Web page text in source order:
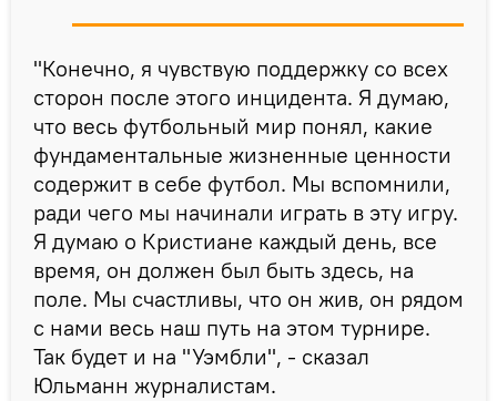
"Конечно, я чувствую поддержку со всех
сторон после этого инцидента. Я думаю,
что весь футбольный мир понял, какие
фундаментальные жизненные ценности
содержит в себе футбол. Мы вспомнили,
ради чего мы начинали играть в эту игру.
Я думаю о Кристиане каждый день, все
время, он должен был быть здесь, на
поле. Мы счастливы, что он жив, он рядом
с нами весь наш путь на этом турнире.
Так будет и на "Уэмбли", - сказал
Юльманн журналистам.